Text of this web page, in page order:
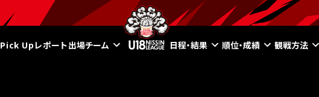
Pick Upレポート出場チーム 日程・結果 順位・成績 観戦方法